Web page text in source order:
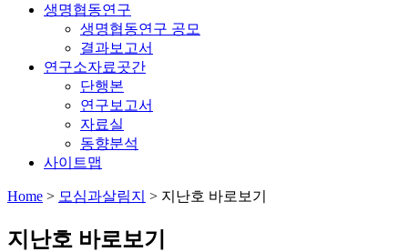
생명협동연구
생명협동연구 공모
결과보고서
연구소자료곳간
단행본
연구보고서
자료실
동향분석
사이트맵
Home > 모심과살림지 > 지난호 바로보기
지난호 바로보기